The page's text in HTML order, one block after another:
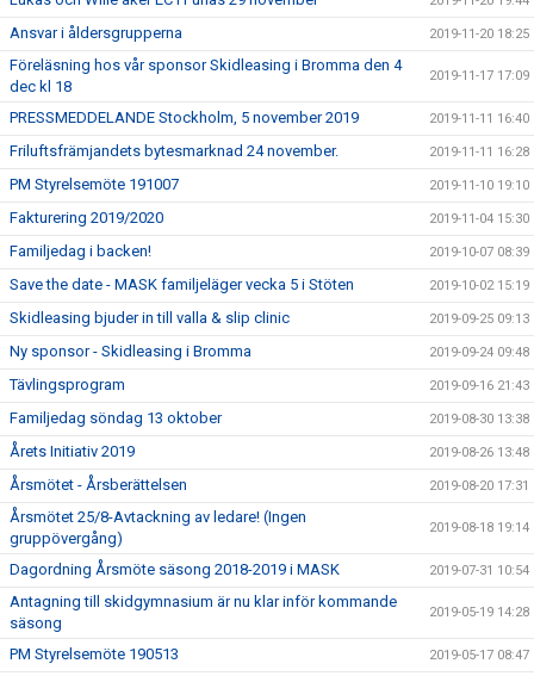
Ansvar i åldersgrupperna 2019-11-20 18:25
Föreläsning hos vår sponsor Skidleasing i Bromma den 4
dec kl 18
2019-11-17 17:09
PRESSMEDDELANDE Stockholm, 5 november 2019 2019-11-11 16:40
Friluftsfrämjandets bytesmarknad 24 november. 2019-11-11 16:28
PM Styrelsemöte 191007 2019-11-10 19:10
Fakturering 2019/2020 2019-11-04 15:30
Familjedag i backen! 2019-10-07 08:39
Save the date - MASK familjeläger vecka 5 i Stöten 2019-10-02 15:19
Skidleasing bjuder in till valla & slip clinic 2019-09-25 09:13
Ny sponsor - Skidleasing i Bromma 2019-09-24 09:48
Tävlingsprogram 2019-09-16 21:43
Familjedag söndag 13 oktober 2019-08-30 13:38
Årets Initiativ 2019 2019-08-26 13:48
Årsmötet - Årsberättelsen 2019-08-20 17:31
Årsmötet 25/8-Avtackning av ledare! (Ingen
gruppövergång)
2019-08-18 19:14
Dagordning Årsmöte säsong 2018-2019 i MASK 2019-07-31 10:54
Antagning till skidgymnasium är nu klar inför kommande
säsong
2019-05-19 14:28
PM Styrelsemöte 190513 2019-05-17 08:47